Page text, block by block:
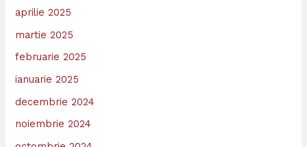
aprilie 2025
martie 2025
februarie 2025
ianuarie 2025
decembrie 2024
noiembrie 2024